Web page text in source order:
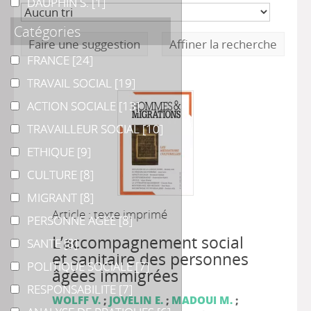
Faire une suggestion Affiner la recherche
Article : texte imprimé
L’accompagnement social
et sanitaire des personnes
âgées immigrées
WOLFF V.; JOVELIN E.; MADOUI M.;
Catégories
FRANCE
FRANCE [24]
TRAVAIL SOCIAL
TRAVAIL SOCIAL [19]
ACTION SOCIALE
ACTION SOCIALE [13]
TRAVAILLEUR SOCIAL
TRAVAILLEUR SOCIAL[10]
ETHIQUE
ETHIQUE [9]
CULTURE
CULTURE [8]
MIGRANT
MIGRANT [8]
PERSONNE AGEE
PERSONNE AGEE[8]
SANTESANTE[8]
POLITIQUE SOCIALE
POLITIQUE SOCIALE[7]
RESPONSABILITE
RESPONSABILITE [7]